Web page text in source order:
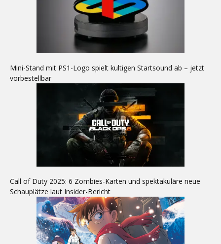
Mini-Stand mit PS1-Logo spielt kultigen Startsound ab – jetzt
vorbestellbar
Call of Duty 2025: 6 Zombies-Karten und spektakuläre neue
Schauplätze laut Insider-Bericht